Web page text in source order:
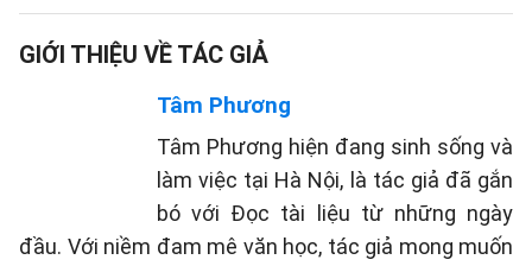
GIỚI THIỆU VỀ TÁC GIẢ
Tâm Phương
Tâm Phương hiện đang sinh sống và
làm việc tại Hà Nội, là tác giả đã gắn
bó với Đọc tài liệu từ những ngày
đầu. Với niềm đam mê văn học, tác giả mong muốn